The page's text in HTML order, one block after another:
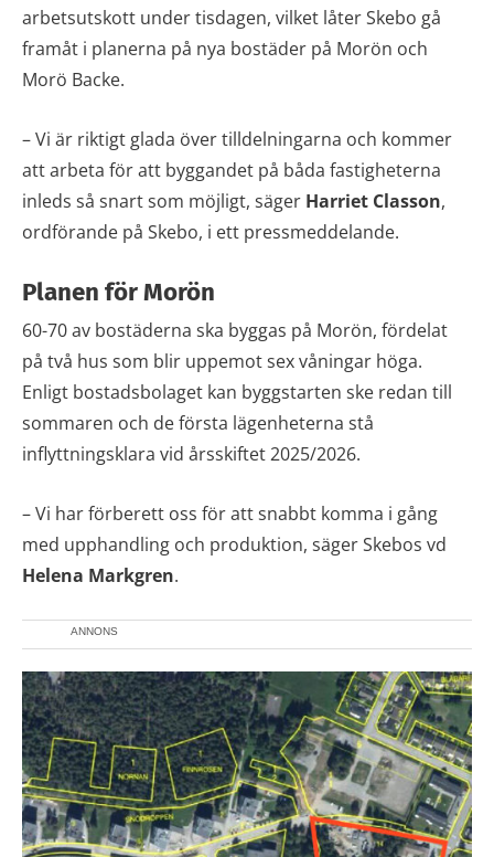
arbetsutskott under tisdagen, vilket låter Skebo gå
framåt i planerna på nya bostäder på Morön och
Morö Backe.
– Vi är riktigt glada över tilldelningarna och kommer
att arbeta för att byggandet på båda fastigheterna
inleds så snart som möjligt, säger Harriet Classon,
ordförande på Skebo, i ett pressmeddelande.
Planen för Morön
60-70 av bostäderna ska byggas på Morön, fördelat
på två hus som blir uppemot sex våningar höga.
Enligt bostadsbolaget kan byggstarten ske redan till
sommaren och de första lägenheterna stå
inflyttningsklara vid årsskiftet 2025/2026.
– Vi har förberett oss för att snabbt komma i gång
med upphandling och produktion, säger Skebos vd
Helena Markgren.
ANNONS